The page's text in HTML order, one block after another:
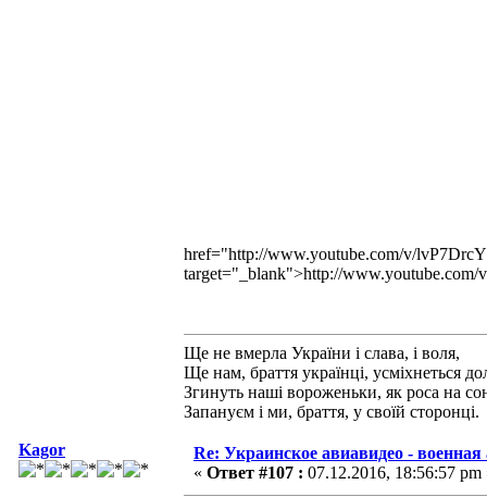
href="http://www.youtube.com/v/
target="_blank">http://
Ще не вмерла України і слава, і воля,
Ще нам, браття українці, усміхнеться
Згинуть наші вороженьки, як роса на
Запануєм i ми, браття, у своїй сторонці.
Kagor
Re: Украинское авиавидео -
« Ответ #107 : 07.12.2016, 18:56:57 pm